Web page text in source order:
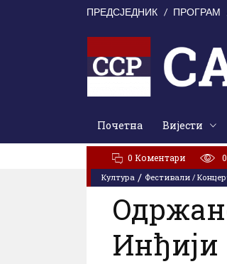
ПРЕДСЈЕДНИК ПРОГРАМ
Почетна Вијести
АКТУЕЛНО:
Свети Илија
Култура / Фестивали /
0 Коментари 0
Инђији